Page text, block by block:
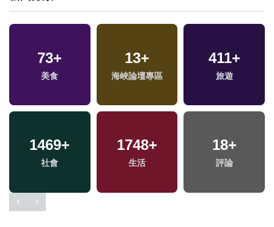
73+
美食
13+
海峽論壇專區
411+
旅遊
1469+
社會
1748+
生活
18+
評論